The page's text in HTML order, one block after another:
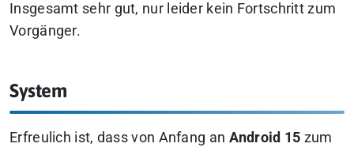
Insgesamt sehr gut, nur leider kein Fortschritt zum
Vorgänger.
System
Erfreulich ist, dass von Anfang an Android 15 zum